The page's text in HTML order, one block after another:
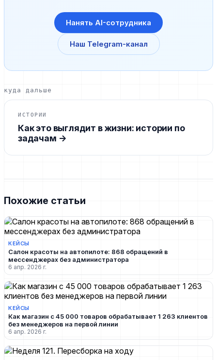
Нанять AI-сотрудника
Наш Telegram-канал
куда дальше
ИСТОРИИ
Как это выглядит в жизни: истории по
задачам →
Похожие статьи
КЕЙСЫ
Салон красоты на автопилоте: 868 обращений в
мессенджерах без администратора
6 апр. 2026 г.
КЕЙСЫ
Как магазин с 45 000 товаров обрабатывает 1 263 клиентов
без менеджеров на первой линии
6 апр. 2026 г.